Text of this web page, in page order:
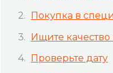
Покупка в
Ищите
Проверьте дату